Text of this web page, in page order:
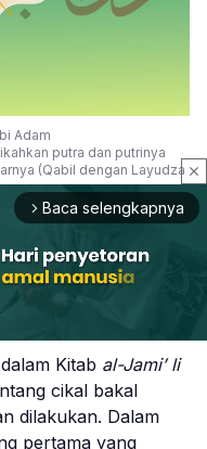
Adam
putra dan putrinya
(Qabil dengan Layudza
Kitab al-Jami’ li
cikal bakal
dilakukan. Dalam
pertama yang
close
arrow_forward_ios Baca selengkapnya
Mute